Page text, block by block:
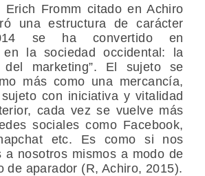
Fromm citado en Achiro
una estructura de carácter
se ha convertido en
en la sociedad occidental: la
del marketing”. El sujeto se
más como una mercancía,
con iniciativa y vitalidad
cada vez se vuelve más
sociales como Facebook,
etc. Es como si nos
a nosotros mismos a modo de
de aparador (R, Achiro, 2015).